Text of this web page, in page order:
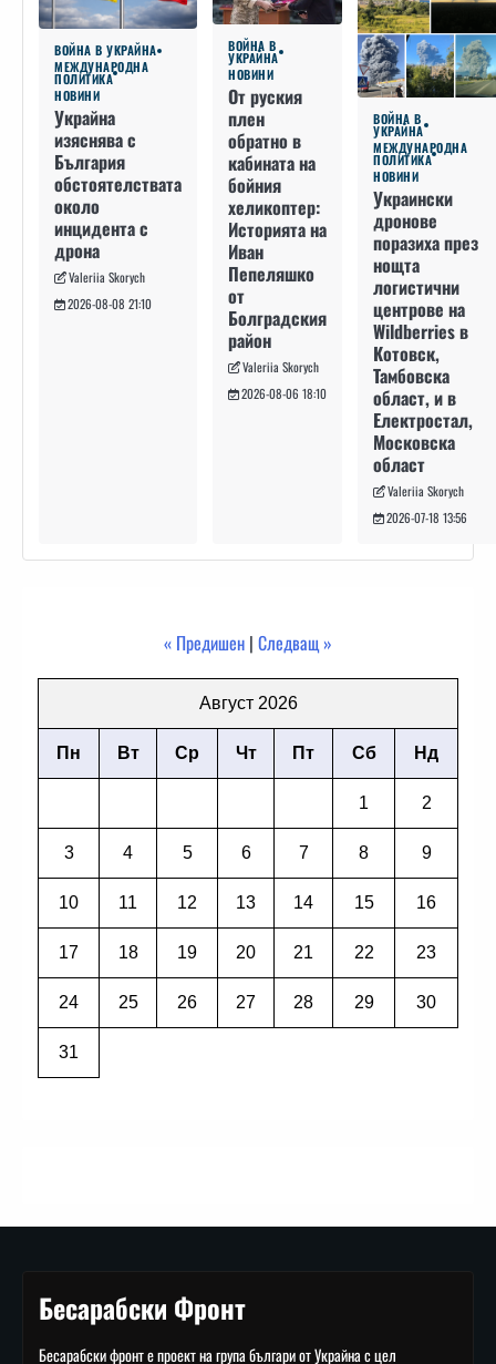
ВОЙНА В УКРАЙНА
МЕЖДУНАРОДНА
ПОЛИТИКА
НОВИНИ
Украйна
изяснява с
България
обстоятелствата
около
инцидента с
дрона
Valeriia Skorych
2026-08-08 21:10
ВОЙНА В
УКРАЙНА
НОВИНИ
От руския
плен
обратно в
кабината на
бойния
хеликоптер:
Историята на
Иван
Пепеляшко
от
Болградския
район
Valeriia Skorych
2026-08-06 18:10
ВОЙНА В
УКРАЙНА
МЕЖДУНАРОДНА
ПОЛИТИКА
НОВИНИ
Украински
дронове
поразиха през
нощта
логистични
центрове на
Wildberries в
Котовск,
Тамбовска
област, и в
Електростал,
Московска
област
Valeriia Skorych
2026-07-18 13:56
« Предишен | Следващ »
Август 2026
Пн Вт Ср Чт Пт Сб Нд
1 2
3 4 5 6 7 8 9
10 11 12 13 14 15 16
17 18 19 20 21 22 23
24 25 26 27 28 29 30
31
Бесарабски Фронт
Бесарабски фронт е проект на група българи от Украйна с цел